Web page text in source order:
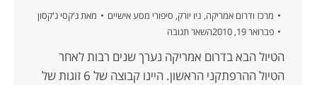
מרכז ודרום אמריקה, ניו יורק, סיפורי מסע אישיים מאת ג'קסי ג'קסון
פברואר 19, 2010
השאר תגובה
הטיול הבא בדרום אמריקה נערך שנים רבות לאחר
הטיול ההרפתקני הראשון. היינו קבוצה של 6 זוגות של